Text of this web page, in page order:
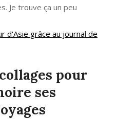
Je trouve ça un peu
d'Asie grâce au journal de
pour
ses